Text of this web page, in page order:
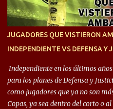
resultado. Es nuestro segundo
enfocamos en la preparación
JUGADORES QUE VISTIERON
INDEPENDIENTE VS DEFENSA Y
Independiente en los últimos
para los planes de Defensa y
como jugadores que ya no son
Copas, ya sea dentro del corto o